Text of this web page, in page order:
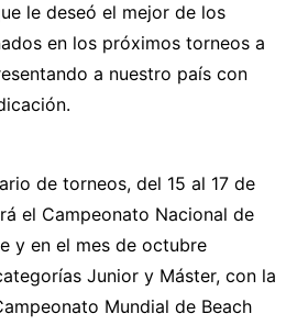
le deseó el mejor de los
en los próximos torneos a
a nuestro país con
de torneos, del 15 al 17 de
el Campeonato Nacional de
y en el mes de octubre
Junior y Máster, con la
Mundial de Beach